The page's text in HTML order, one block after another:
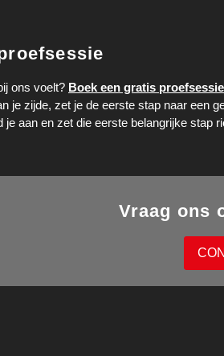
ons voelt? Boek een gratis proefsessie
je zijde, zet je de eerste stap naar een
aan en zet die eerste belangrijke stap
Vraag ons